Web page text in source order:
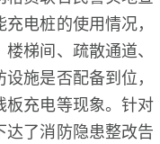
电桩的使用情况，
梯间、疏散通道、
施是否配备到位，
板充电等现象。针对
了消防隐患整改告